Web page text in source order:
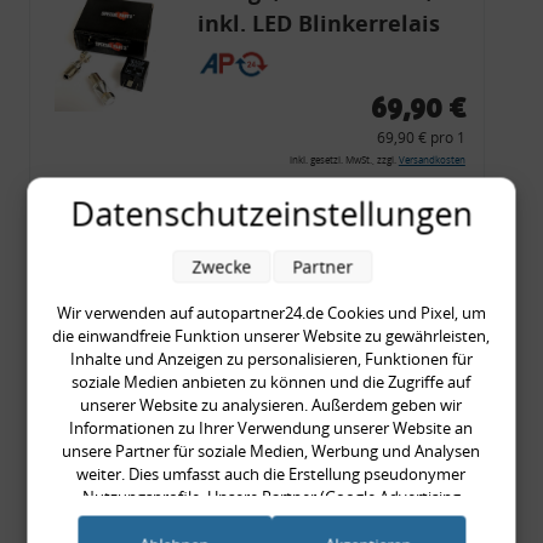
inkl. LED Blinkerrelais
CF 14
69,90 €
69,90 € pro 1
inkl. gesetzl. MwSt., zzgl. Versandkosten
Merkzettel
Rückleuchtenband mit
Blinker, rot, US-Ecken,
Audi 80 Cabrio, Typ 89,
OE-Nr.: 8G0945225 +
8G0945225C
999,99 €
Datenschutzeinstellungen
Wir verwenden auf autopartner24.de Cookies und Pixel, um
die einwandfreie Funktion unserer Website zu gewährleisten,
Inhalte und Anzeigen zu personalisieren, Funktionen für
soziale Medien anbieten zu können und die Zugriffe auf
unserer Website zu analysieren. Außerdem geben wir
Informationen zu Ihrer Verwendung unserer Website an
unsere Partner für soziale Medien, Werbung und Analysen
weiter. Dies umfasst auch die Erstellung pseudonymer
Nutzungsprofile. Unsere Partner (Google Advertising
Products) führen diese Informationen möglicherweise mit
Zwecke Partner